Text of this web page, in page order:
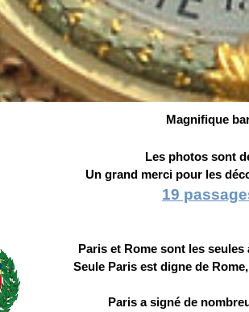
Les photos sont
Un grand merci pour les
19
Paris et Rome sont les
Seule Paris est digne de
Paris a signé de
Magnifique